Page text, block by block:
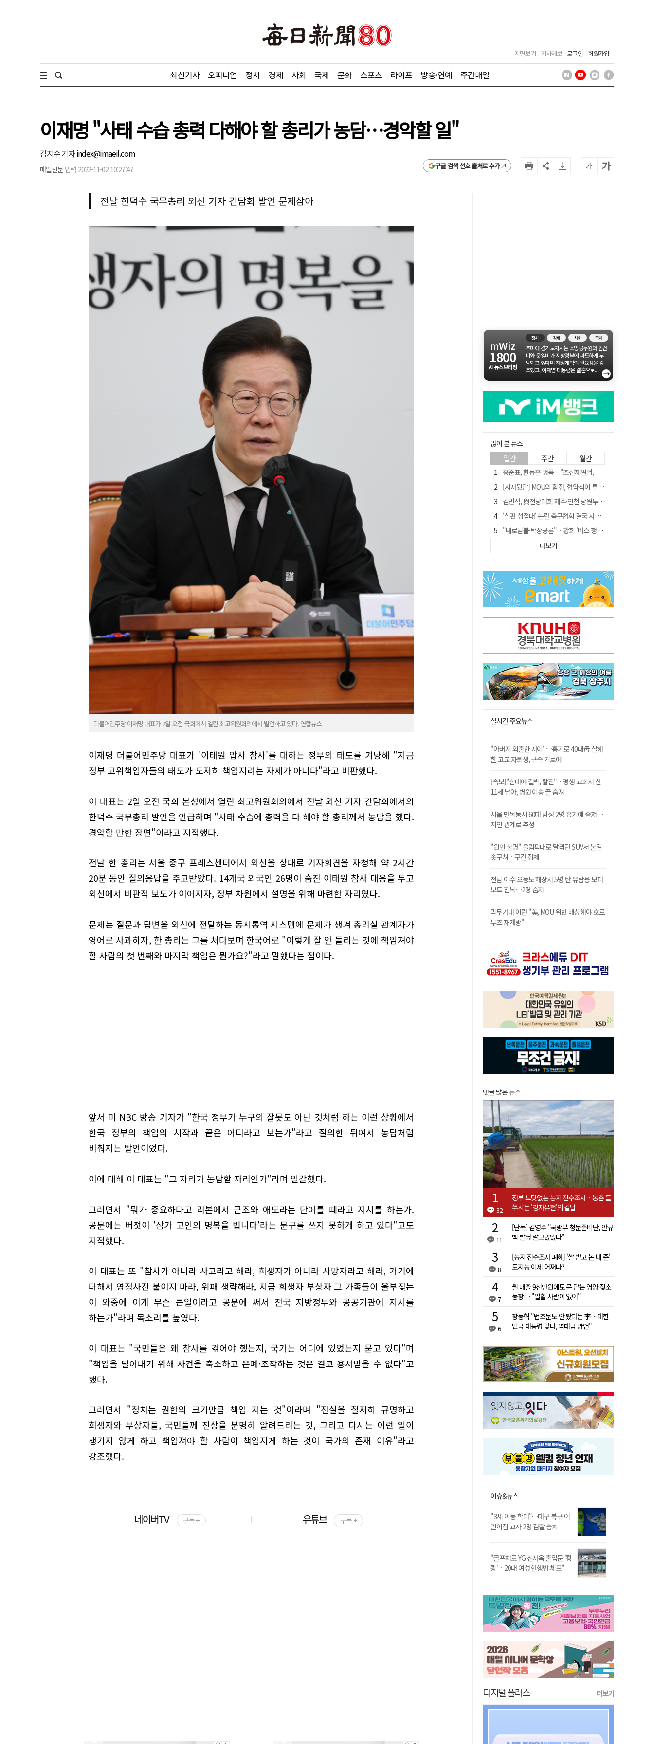
지면보기 기사제보 로그인 회원가입
최신기사 오피니언 정치 경제 사회 국제 문화 스포츠 라이프 방송·연예 주간매일
이재명 "사태 수습 총력 다해야 할 총리가 농담…경악할 일"
김지수 기자index@imaeil.com
매일신문 입력 2022-11-02 10:27:47 구글 검색 선호 출처로 추가 가 가
전날 한덕수 국무총리 외신 기자 간담회 발언 문제삼아
더불어민주당 이재명 대표가 2일 오전 국회에서 열린 최고위원회의에서 발언하고 있다. 연합뉴스
이재명 더불어민주당 대표가 '이태원 압사 참사'를 대하는 정부의 태도를 겨냥해 "지금
정부 고위책임자들의 태도가 도저히 책임지려는 자세가 아니다"라고 비판했다.
이 대표는 2일 오전 국회 본청에서 열린 최고위원회의에서 전날 외신 기자 간담회에서의
한덕수 국무총리 발언을 언급하며 "사태 수습에 총력을 다 해야 할 총리께서 농담을 했다.
경악할 만한 장면"이라고 지적했다.
전날 한 총리는 서울 중구 프레스센터에서 외신을 상대로 기자회견을 자청해 약 2시간
20분 동안 질의응답을 주고받았다. 14개국 외국인 26명이 숨진 이태원 참사 대응을 두고
외신에서 비판적 보도가 이어지자, 정부 차원에서 설명을 위해 마련한 자리였다.
문제는 질문과 답변을 외신에 전달하는 동시통역 시스템에 문제가 생겨 총리실 관계자가
영어로 사과하자, 한 총리는 그를 쳐다보며 한국어로 "이렇게 잘 안 들리는 것에 책임져야
할 사람의 첫 번째와 마지막 책임은 뭔가요?"라고 말했다는 점이다.
앞서 미 NBC 방송 기자가 "한국 정부가 누구의 잘못도 아닌 것처럼 하는 이런 상황에서
한국 정부의 책임의 시작과 끝은 어디라고 보는가"라고 질의한 뒤여서 농담처럼
비춰지는 발언이었다.
이에 대해 이 대표는 "그 자리가 농담할 자리인가"라며 일갈했다.
그러면서 "뭐가 중요하다고 리본에서 근조와 애도라는 단어를 떼라고 지시를 하는가.
공문에는 버젓이 '삼가 고인의 명복을 빕니다'라는 문구를 쓰지 못하게 하고 있다"고도
지적했다.
이 대표는 또 "참사가 아니라 사고라고 해라, 희생자가 아니라 사망자라고 해라, 거기에
더해서 영정사진 붙이지 마라, 위패 생략해라, 지금 희생자 부상자 그 가족들이 울부짖는
이 와중에 이게 무슨 큰일이라고 공문에 써서 전국 지방정부와 공공기관에 지시를
하는가"라며 목소리를 높였다.
이 대표는 "국민들은 왜 참사를 겪어야 했는지, 국가는 어디에 있었는지 묻고 있다"며
"책임을 덜어내기 위해 사건을 축소하고 은폐·조작하는 것은 결코 용서받을 수 없다"고
했다.
그러면서 "정치는 권한의 크기만큼 책임 지는 것"이라며 "진실을 철저히 규명하고
희생자와 부상자들, 국민들께 진상을 분명히 알려드리는 것, 그리고 다시는 이런 일이
생기지 않게 하고 책임져야 할 사람이 책임지게 하는 것이 국가의 존재 이유"라고
강조했다.
네이버TV 구독 + 유튜브 구독 +
mWiz
1800
AI 뉴스브리핑
정치 경제 사회 국제
추미애 경기도지사는 소방공무원의 인건
비와 운영비가 지방정부에 과도하게 부
담되고 있다며 재정개혁의 필요성을 강
조했고, 이재명 대통령은 결혼으로...
→
많이 본 뉴스
일간 주간 월간
홍준표, 한동훈 맹폭…"조선제일껌, 권력에 살고 권력에 죽었다"
[시사뒷담] MOU의 함정, 협약식이 투자 확정은 아니긴 해
김민석, 與전당대회 제주·인천 당원투표서 승리…누적 득표는 '초박빙'
'심판 성접대' 논란 축구협회 결국 사과…"깊이 반성, 쇄신하겠다"
"내로남불·탁상공론"…황희 '버스 청년주택' 제안에 與 내부서도 쓴소리
"경로당 통장에 비밀번호가 적혀 있다"…전국 돌며 경로당 13곳 턴 30대 구속
예안향교 대성전, '국가지정 보물로 지정'
휠체어 환자 발로 밀어 숨지게 한 70대 간병인…2심도 집행유예
박권현 청도군수, 국무총리에 "청도 물 공급 최대 3만t 늘려달라"
더보기
실시간 주요뉴스
"아버지 외출한 사이"…흉기로 40대母 살해
한 고교 자퇴생, 구속 기로에
[속보]"침대에 결박, 탈진"…평생 교회서 산
11세 남아, 병원 이송 끝 숨져
서울 면목동서 60대 남성 2명 흉기에 숨져…
지인 관계로 추정
"원인 불명" 올림픽대로 달리던 SUV서 불길
솟구쳐…구간 정체
전남 여수 오동도 해상서 5명 탄 유람용 모터
보트 전복…2명 숨져
막무가내 이란 "美, MOU 위반 배상해야 호르
무즈 재개방"
댓글 많은 뉴스
32
정부 느닷없는 농지 전수조사…농촌 들
쑤시는 '경자유전'의 칼날
11
[단독] 김영수 "국방부 청문준비단, 안규
백 탈영 알고있었다"
8
[농지 전수조사 폐해] '쌀 받고 논 내 준'
도지농 이제 어쩌나?
7
월 매출 9천만원에도 문 닫는 영양 젖소
농장… "일할 사람이 없어"
6
장동혁 "법조문도 안 봤다는 李…대한
민국 대통령 맞나, 역대급 망언"
이슈&뉴스
"3세 아동 학대"…대구 북구 어
린이집 교사 2명 검찰 송치
"골프채로 YG 신사옥 출입문 '쾅
쾅'…20대 여성 현행범 체포"
디지털 플러스 더보기